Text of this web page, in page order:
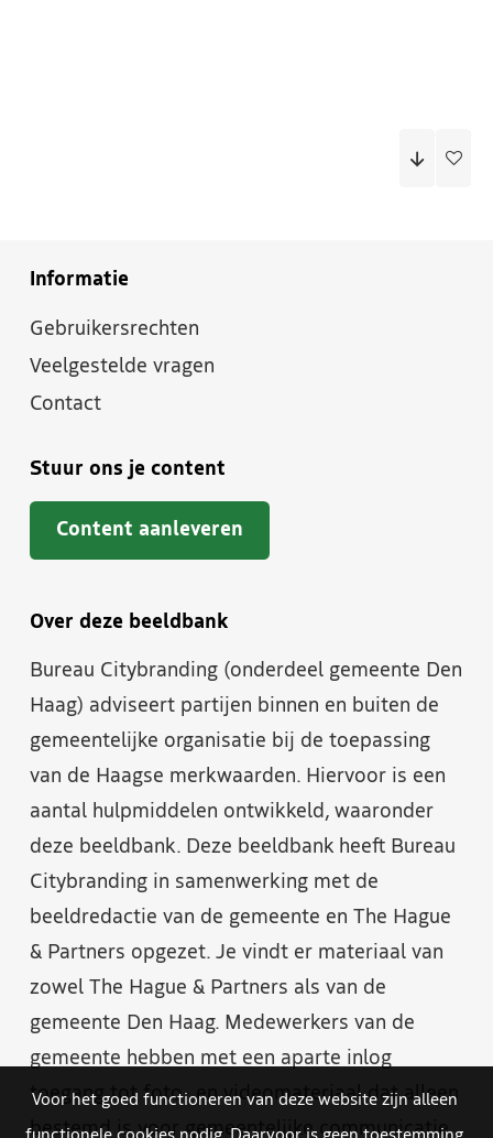
Informatie
Gebruikersrechten
Veelgestelde vragen
Contact
Stuur ons je content
Content aanleveren
Over deze beeldbank
Bureau Citybranding (onderdeel gemeente Den
Haag) adviseert partijen binnen en buiten de
gemeentelijke organisatie bij de toepassing
van de Haagse merkwaarden. Hiervoor is een
aantal hulpmiddelen ontwikkeld, waaronder
deze beeldbank. Deze beeldbank heeft Bureau
Citybranding in samenwerking met de
beeldredactie van de gemeente en The Hague
& Partners opgezet. Je vindt er materiaal van
zowel The Hague & Partners als van de
gemeente Den Haag. Medewerkers van de
gemeente hebben met een aparte inlog
toegang tot foto- en videomateriaal dat alleen
bestemd is voor gemeentelijke communicatie.
Voor het goed functioneren van deze website zijn alleen